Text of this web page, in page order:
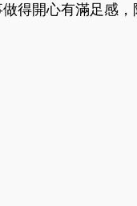
得開心有滿足感